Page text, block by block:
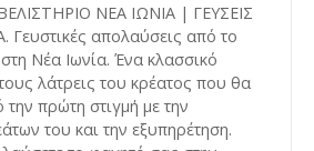
ΝΕΑ ΙΩΝΙΑ | ΓΕΥΣΕΙΣ
απολαύσεις από το
Νέα Ιωνία. Ένα κλασσικό
λάτρεις του κρέατος που θα
πρώτη στιγμή με την
του και την εξυπηρέτηση.